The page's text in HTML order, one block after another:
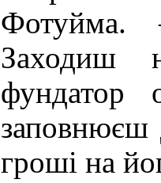
Заходиш
фундатор
заповнюєш
гроші на